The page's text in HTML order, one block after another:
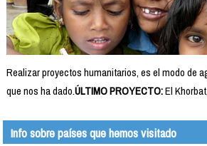
Realizar proyectos humanitarios, es el modo de
que nos ha dado.ÚLTIMO PROYECTO:El
Info sobre países que hemos visitado